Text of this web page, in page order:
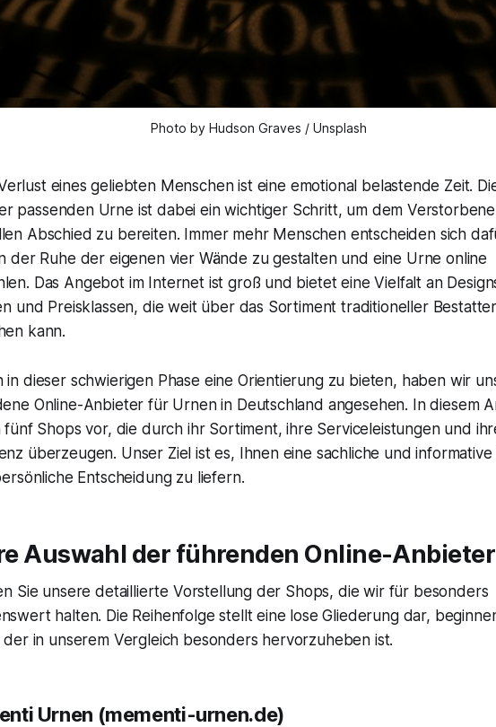
Photo by Hudson Graves / Unsplash
eines geliebten Menschen ist eine emotional belastende Zeit.
passenden Urne ist dabei ein wichtiger Schritt, um dem
Abschied zu bereiten. Immer mehr Menschen entscheiden sich
der Ruhe der eigenen vier Wände zu gestalten und eine Urne online
Das Angebot im Internet ist groß und bietet eine Vielfalt an
und Preisklassen, die weit über das Sortiment traditioneller Bestatter
kann.
in dieser schwierigen Phase eine Orientierung zu bieten, haben wir
Online-Anbieter für Urnen in Deutschland angesehen. In diesem
Shops vor, die durch ihr Sortiment, ihre Serviceleistungen und
überzeugen. Unser Ziel ist es, Ihnen eine sachliche und
Entscheidung zu liefern.
Auswahl der führenden Online-Anbieter
Sie unsere detaillierte Vorstellung der Shops, die wir für besonders
halten. Die Reihenfolge stellt eine lose Gliederung dar,
in unserem Vergleich besonders hervorzuheben ist.
Urnen (mementi-urnen.de)